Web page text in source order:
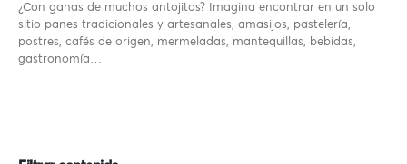
¿Con ganas de muchos antojitos? Imagina encontrar en un solo
sitio panes tradicionales y artesanales, amasijos, pastelería,
postres, cafés de origen, mermeladas, mantequillas, bebidas,
gastronomía…